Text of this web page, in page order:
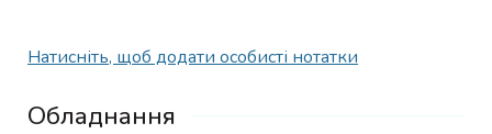
Натисніть, щоб додати особисті нотатки
Обладнання